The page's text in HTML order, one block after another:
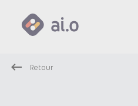
Retour